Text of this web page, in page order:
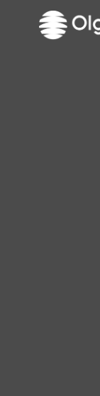
contenido